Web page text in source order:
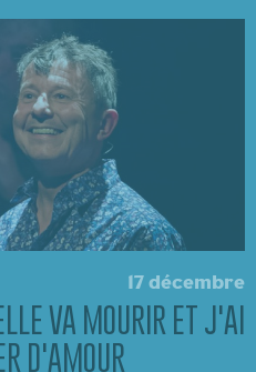
17 décembre
VA MOURIR ET J'AI
D'AMOUR